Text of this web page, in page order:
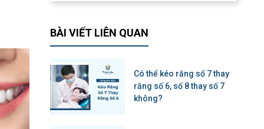
BÀI VIẾT LIÊN QUAN
Có thể kéo răng số 7 thay
răng số 6, số 8 thay số 7
không?